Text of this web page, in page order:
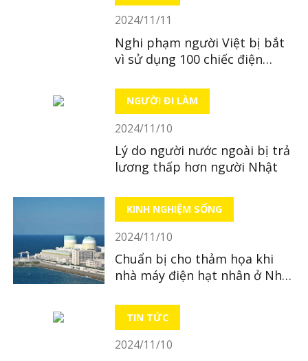
2024/11/11
Nghi phạm người Việt bị bắt
vì sử dụng 100 chiếc điện
toán
NGƯỜI ĐI LÀM
2024/11/10
Lý do người nước ngoài bị trả
lương thấp hơn người Nhật
KINH NGHIỆM SỐNG
2024/11/10
Chuẩn bị cho thảm họa khi
nhà máy điện hạt nhân ở Nhật
TIN TỨC
2024/11/10